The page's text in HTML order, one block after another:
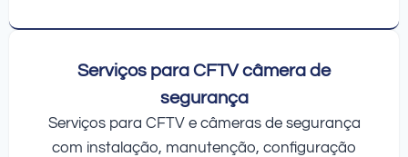
Serviços para CFTV câmera de
segurança
Serviços para CFTV e câmeras de segurança
com instalação, manutenção, configuração